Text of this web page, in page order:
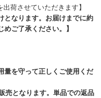
荷させていただきます】
となります。お届けまでに約
ご了承ください。】
量を守って正しくご使用くだ
売となります。単品での返品